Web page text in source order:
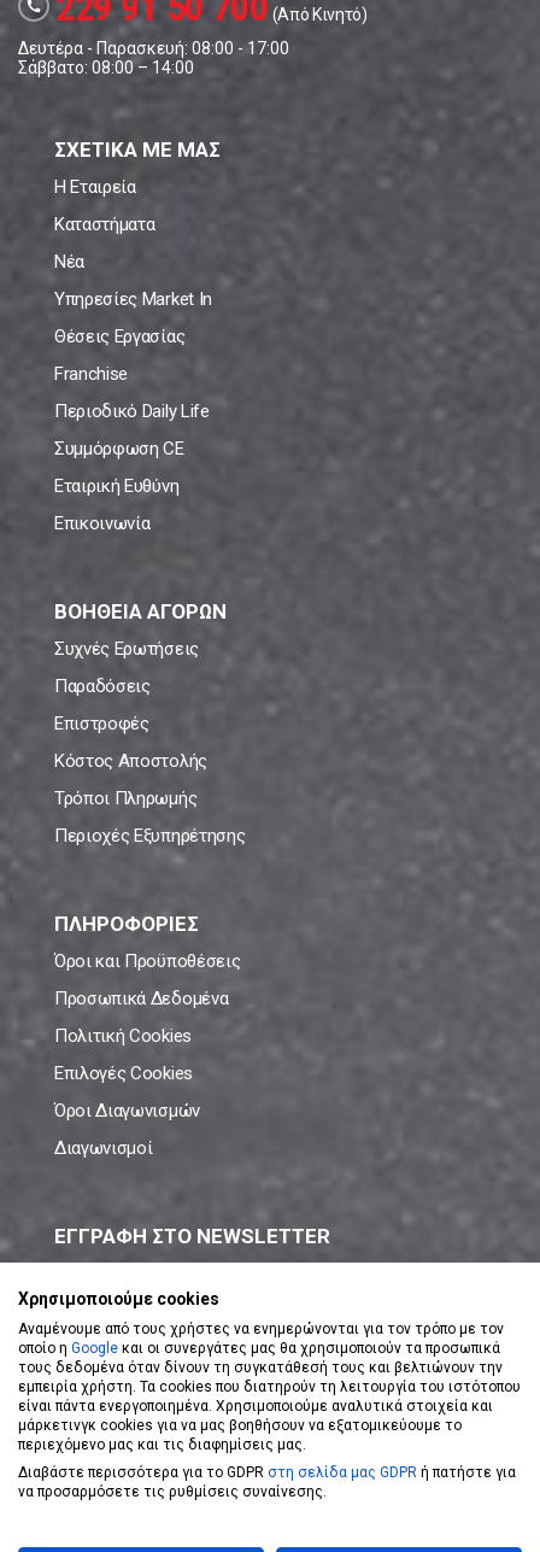
call
(Από Κινητό)
Δευτέρα - Παρασκευή: 08:00 - 17:00
Σάββατο: 08:00 – 14:00
ΣΧΕΤΙΚΑ ΜΕ ΜΑΣ
Η Εταιρεία
Καταστήματα
Νέα
Υπηρεσίες Market In
Θέσεις Εργασίας
Franchise
Περιοδικό Daily Life
Συμμόρφωση CE
Εταιρική Ευθύνη
Επικοινωνία
ΒΟΗΘΕΙΑ ΑΓΟΡΩΝ
Συχνές Ερωτήσεις
Παραδόσεις
Επιστροφές
Κόστος Αποστολής
Τρόποι Πληρωμής
Περιοχές Εξυπηρέτησης
ΠΛΗΡΟΦΟΡΙΕΣ
Όροι και Προϋποθέσεις
Προσωπικά Δεδομένα
Πολιτική Cookies
Επιλογές Cookies
Όροι Διαγωνισμών
Διαγωνισμοί
ΕΓΓΡΑΦΗ ΣΤΟ NEWSLETTER
ΕΓΓΡΑΦΗ ΣΤΟ NEWSLETTER
Αποδέχομαι τουςΌρους Χρήσης
Χρησιμοποιούμε cookies
Αναμένουμε από τους χρήστες να ενημερώνονται για τον τρόπο με τον
οποίο η Google και οι συνεργάτες μας θα χρησιμοποιούν τα προσωπικά
τους δεδομένα όταν δίνουν τη συγκατάθεσή τους και βελτιώνουν την
εμπειρία χρήστη. Τα cookies που διατηρούν τη λειτουργία του ιστότοπου
είναι πάντα ενεργοποιημένα. Χρησιμοποιούμε αναλυτικά στοιχεία και
μάρκετινγκ cookies για να μας βοηθήσουν να εξατομικεύουμε το
περιεχόμενο μας και τις διαφημίσεις μας.
Διαβάστε περισσότερα για το GDPR στη σελίδα μας GDPR ή πατήστε για
να προσαρμόσετε τις ρυθμίσεις συναίνεσης.